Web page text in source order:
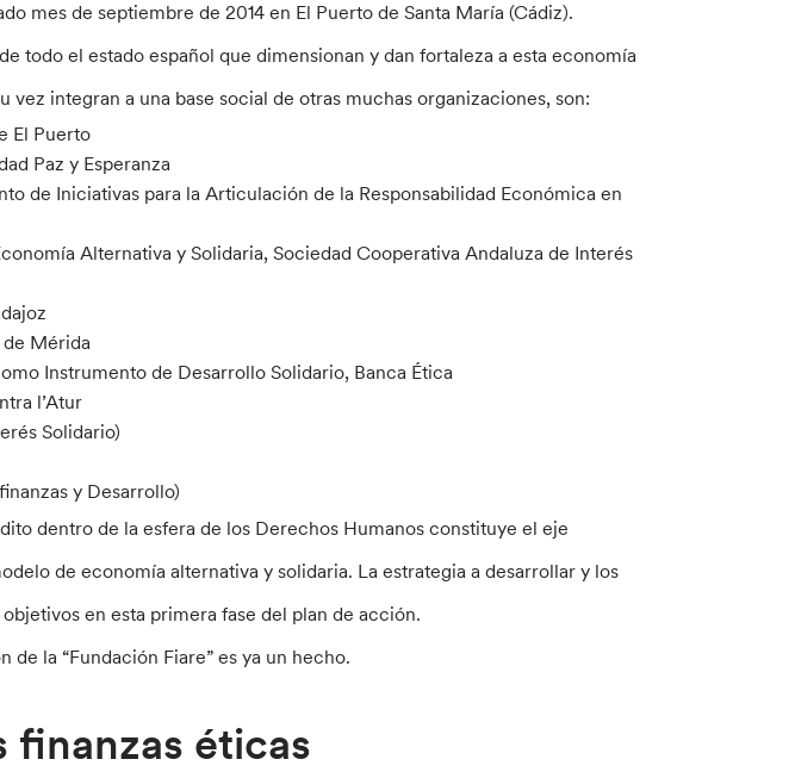
mes de septiembre de 2014 en El Puerto de Santa María (Cádiz).
todo el estado español que dimensionan y dan fortaleza a esta economía
vez integran a una base social de otras muchas organizaciones, son:
El Puerto
Paz y Esperanza
de Iniciativas para la Articulación de la Responsabilidad Económica en
Alternativa y Solidaria, Sociedad Cooperativa Andaluza de Interés
Mérida
Instrumento de Desarrollo Solidario, Banca Ética
l’Atur
Solidario)
y Desarrollo)
dentro de la esfera de los Derechos Humanos constituye el eje
de economía alternativa y solidaria. La estrategia a desarrollar y los
en esta primera fase del plan de acción.
la “Fundación Fiare” es ya un hecho.
finanzas éticas